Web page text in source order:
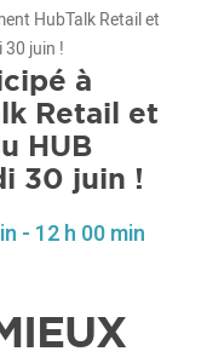
HubTalk Retail et
30 juin !
à
Retail et
HUB
30 juin !
- 12 h 00 min